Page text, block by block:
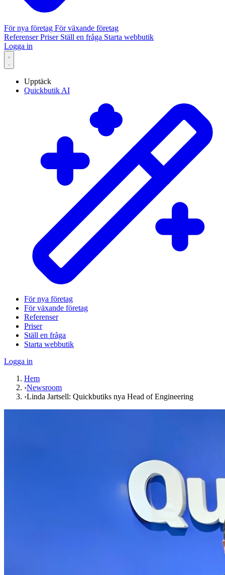
För nya företag För växande företag
ReferenserPriser Ställ en fråga Starta webbutik
Logga in
Upptäck
Quickbutik AI
För nya företag
För växande företag
Referenser
Priser
Ställ en fråga
Starta webbutik
Logga in
Hem
›Newsroom
›Linda Jartsell: Quickbutiks nya Head of Engineering